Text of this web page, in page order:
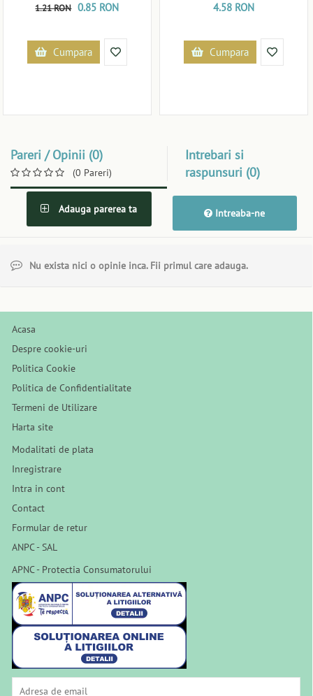
1.21 RON 0.85 RON
Cumpara
4.58 RON
Cumpara
Pareri / Opinii (0)
(0 Pareri)
Intrebari si
raspunsuri (0)
Adauga parerea ta Intreaba-ne
Nu exista nici o opinie inca. Fii primul care adauga.
Acasa
Despre cookie-uri
Politica Cookie
Politica de Confidentialitate
Termeni de Utilizare
Harta site
Modalitati de plata
Inregistrare
Intra in cont
Contact
Formular de retur
ANPC - SAL
APNC - Protectia Consumatorului